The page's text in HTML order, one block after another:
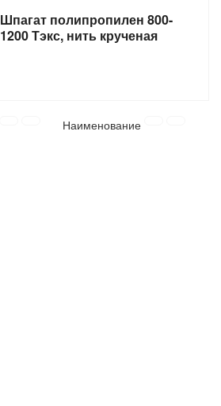
Шпагат полипропилен 800-
1200 Тэкс, нить крученая
Наименование